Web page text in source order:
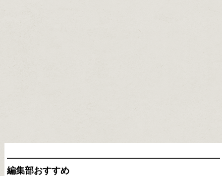
編集部おすすめ